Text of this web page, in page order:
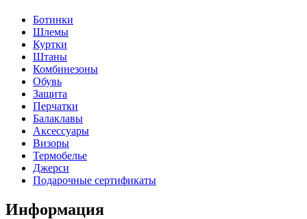
Ботинки
Шлемы
Куртки
Штаны
Комбинезоны
Обувь
Защита
Перчатки
Балаклавы
Аксессуары
Визоры
Термобелье
Джерси
Подарочные сертификаты
Информация